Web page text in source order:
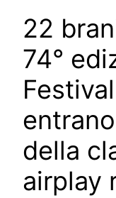
22
74°
della
airplay